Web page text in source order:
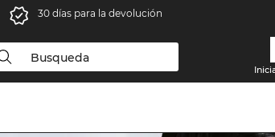
30 días para la devolución